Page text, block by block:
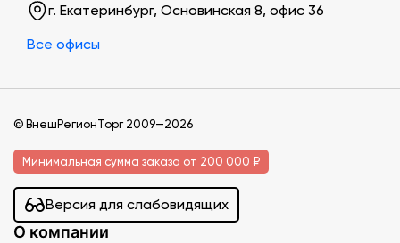
г. Екатеринбург, Основинская 8, офис 36
Все офисы
© ВнешРегионТорг 2009—2026
Минимальная сумма заказа от 200 000 ₽
Версия для слабовидящих
О компании